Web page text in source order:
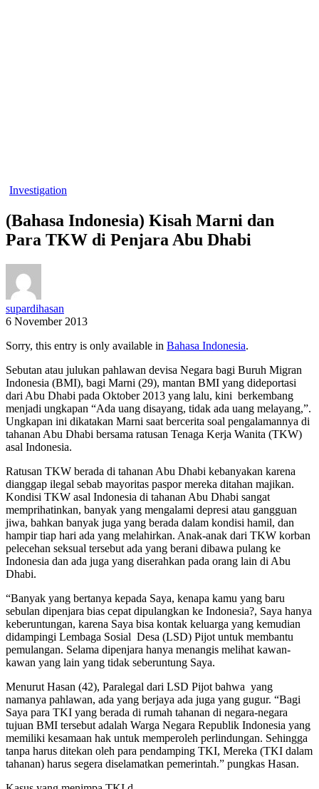
Investigation
(Bahasa Indonesia) Kisah Marni dan
Para TKW di Penjara Abu Dhabi
supardihasan
6 November 2013
Sorry, this entry is only available in Bahasa Indonesia.
Sebutan atau julukan pahlawan devisa Negara bagi Buruh Migran
Indonesia (BMI), bagi Marni (29), mantan BMI yang dideportasi
dari Abu Dhabi pada Oktober 2013 yang lalu, kini berkembang
menjadi ungkapan “Ada uang disayang, tidak ada uang melayang,”.
Ungkapan ini dikatakan Marni saat bercerita soal pengalamannya di
tahanan Abu Dhabi bersama ratusan Tenaga Kerja Wanita (TKW)
asal Indonesia.
Ratusan TKW berada di tahanan Abu Dhabi kebanyakan karena
dianggap ilegal sebab mayoritas paspor mereka ditahan majikan.
Kondisi TKW asal Indonesia di tahanan Abu Dhabi sangat
memprihatinkan, banyak yang mengalami depresi atau gangguan
jiwa, bahkan banyak juga yang berada dalam kondisi hamil, dan
hampir tiap hari ada yang melahirkan. Anak-anak dari TKW korban
pelecehan seksual tersebut ada yang berani dibawa pulang ke
Indonesia dan ada juga yang diserahkan pada orang lain di Abu
Dhabi.
“Banyak yang bertanya kepada Saya, kenapa kamu yang baru
sebulan dipenjara bias cepat dipulangkan ke Indonesia?, Saya hanya
keberuntungan, karena Saya bisa kontak keluarga yang kemudian
didampingi Lembaga Sosial Desa (LSD) Pijot untuk membantu
pemulangan. Selama dipenjara hanya menangis melihat kawan-
kawan yang lain yang tidak seberuntung Saya.
Menurut Hasan (42), Paralegal dari LSD Pijot bahwa yang
namanya pahlawan, ada yang berjaya ada juga yang gugur. “Bagi
Saya para TKI yang berada di rumah tahanan di negara-negara
tujuan BMI tersebut adalah Warga Negara Republik Indonesia yang
memiliki kesamaan hak untuk memperoleh perlindungan. Sehingga
tanpa harus ditekan oleh para pendamping TKI, Mereka (TKI dalam
tahanan) harus segera diselamatkan pemerintah.” pungkas Hasan.